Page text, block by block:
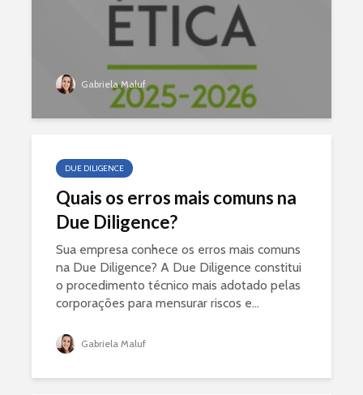
Gabriela Maluf
DUE DILIGENCE
Quais os erros mais comuns na
Due Diligence?
Sua empresa conhece os erros mais comuns
na Due Diligence? A Due Diligence constitui
o procedimento técnico mais adotado pelas
corporações para mensurar riscos e...
Gabriela Maluf